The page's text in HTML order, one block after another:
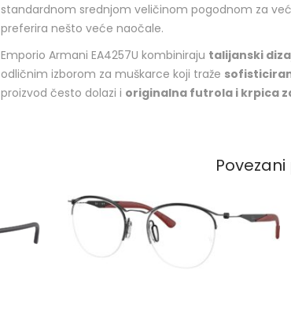
standardnom srednjom veličinom pogodnom za
preferira nešto veće naočale.
Emporio Armani EA4257U kombiniraju talijanski
odličnim izborom za muškarce koji traže
proizvod često dolazi i originalna futrola i krpica